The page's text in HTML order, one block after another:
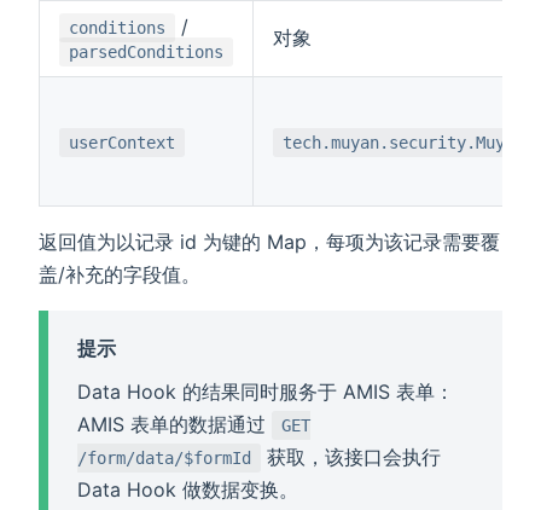
conditions /
parsedConditions
对象
userContext
返回值为以记录 id 为键的 Map，每项为该记录需要覆
盖/补充的字段值。
提示
Data Hook 的结果同时服务于 AMIS 表单：
AMIS 表单的数据通过
GET
/form/data/$formId
获取，该接口会执行
Data Hook 做数据变换。